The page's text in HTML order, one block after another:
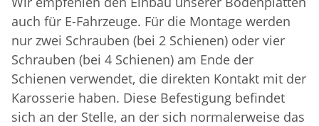
auch für E-Fahrzeuge. Für die Montage werden
nur zwei Schrauben (bei 2 Schienen) oder vier
Schrauben (bei 4 Schienen) am Ende der
Schienen verwendet, die direkten Kontakt mit der
Karosserie haben. Diese Befestigung befindet
sich an der Stelle, an der sich normalerweise das